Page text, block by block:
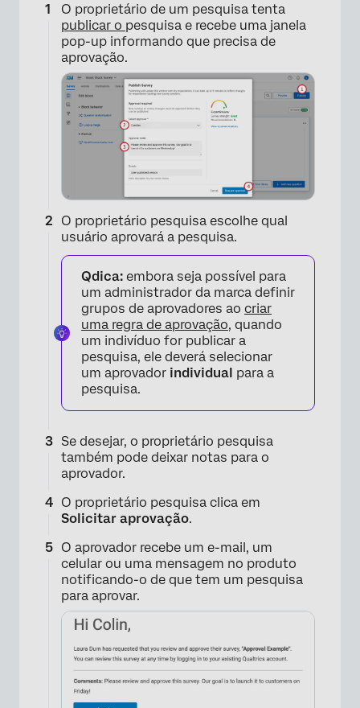
×
O proprietário de um pesquisa tenta
publicar o pesquisa e recebe uma janela
pop-up informando que precisa de
aprovação.
O proprietário pesquisa escolhe qual
usuário aprovará a pesquisa.
Qdica: embora seja possível para
um administrador da marca definir
grupos de aprovadores ao criar
uma regra de aprovação, quando
um indivíduo for publicar a
pesquisa, ele deverá selecionar
um aprovador individual para a
pesquisa.
Se desejar, o proprietário pesquisa
também pode deixar notas para o
aprovador.
O proprietário pesquisa clica em
Solicitar aprovação.
O aprovador recebe um e-mail, um
celular ou uma mensagem no produto
notificando-o de que tem um pesquisa
para aprovar.